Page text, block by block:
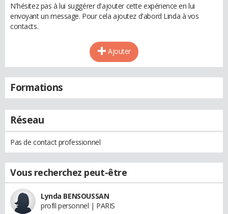
N'hésitez pas à lui suggérer d'ajouter cette expérience en lui
envoyant un message. Pour cela ajoutez d'abord Linda à vos
contacts.
Ajouter
Formations
Réseau
Pas de contact professionnel
Vous recherchez peut-être
Lynda BENSOUSSAN
profil personnel | PARIS